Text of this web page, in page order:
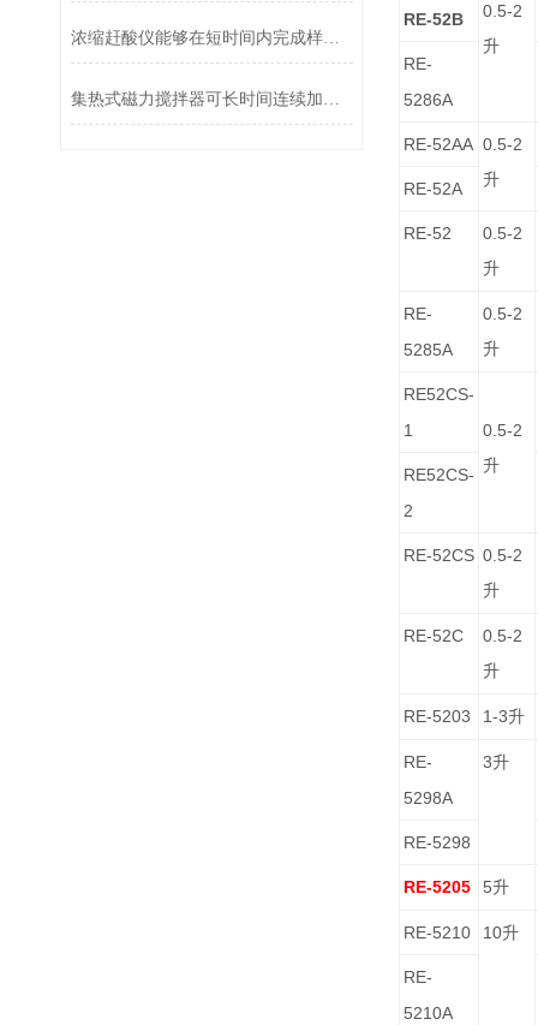
0.5-2
升
RE-52B
RE-
5286A
RE-52AA 0.5-2
升
RE-52A
RE-52 0.5-2
升
RE-
5285A
0.5-2
升
RE52CS-
1
0.5-2
升
RE52CS-
2
RE-52CS 0.5-2
升
RE-52C 0.5-2
升
RE-5203 1-3升
RE-
5298A
3升
RE-5298
RE-5205 5升
RE-5210 10升
RE-
5210A
浓缩赶酸仪能够在短时间内完成样品的快速浓缩操作
集热式磁力搅拌器可长时间连续加热恒温